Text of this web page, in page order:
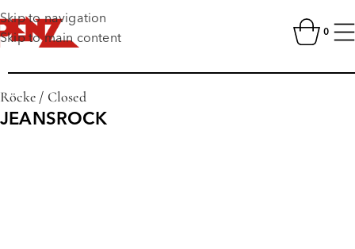
Skip to navigation
Skip to main content
0
Röcke / Closed
JEANSROCK